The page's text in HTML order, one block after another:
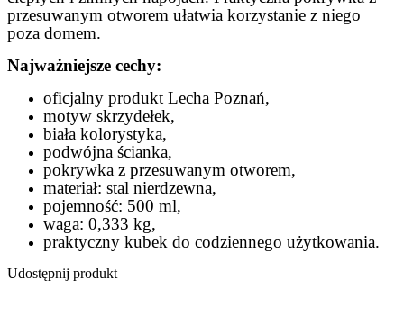
przesuwanym otworem ułatwia korzystanie z niego
poza domem.
Najważniejsze cechy:
oficjalny produkt Lecha Poznań,
motyw skrzydełek,
biała kolorystyka,
podwójna ścianka,
pokrywka z przesuwanym otworem,
materiał: stal nierdzewna,
pojemność: 500 ml,
waga: 0,333 kg,
praktyczny kubek do codziennego użytkowania.
Udostępnij produkt